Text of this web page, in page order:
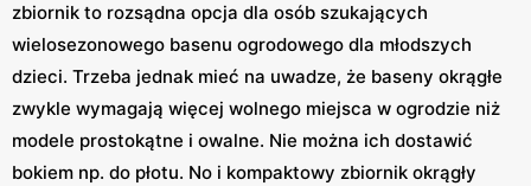
zbiornik to rozsądna opcja dla osób szukających
wielosezonowego basenu ogrodowego dla młodszych
dzieci. Trzeba jednak mieć na uwadze, że baseny okrągłe
zwykle wymagają więcej wolnego miejsca w ogrodzie niż
modele prostokątne i owalne. Nie można ich dostawić
bokiem np. do płotu. No i kompaktowy zbiornik okrągły